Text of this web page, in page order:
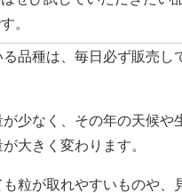
。
品種は、毎日必ず販売し
少なく、その年の天候や
大きく変わります。
も粒が取れやすいものや、